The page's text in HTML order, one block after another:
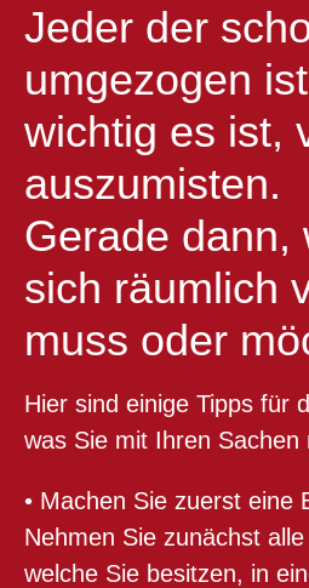
Jeder der
umgezogen
wichtig es ist,
auszumisten.
Gerade dann,
sich räumlich
muss oder
Hier sind einige Tipps für
was Sie mit Ihren Sachen
• Machen Sie zuerst eine
Nehmen Sie zunächst
welche Sie besitzen, in